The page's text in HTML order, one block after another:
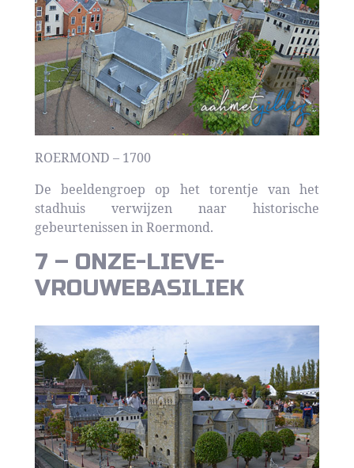
ROERMOND – 1700
De beeldengroep op het torentje van het
stadhuis verwijzen naar historische
gebeurtenissen in Roermond.
7 – ONZE-LIEVE-
VROUWEBASILIEK